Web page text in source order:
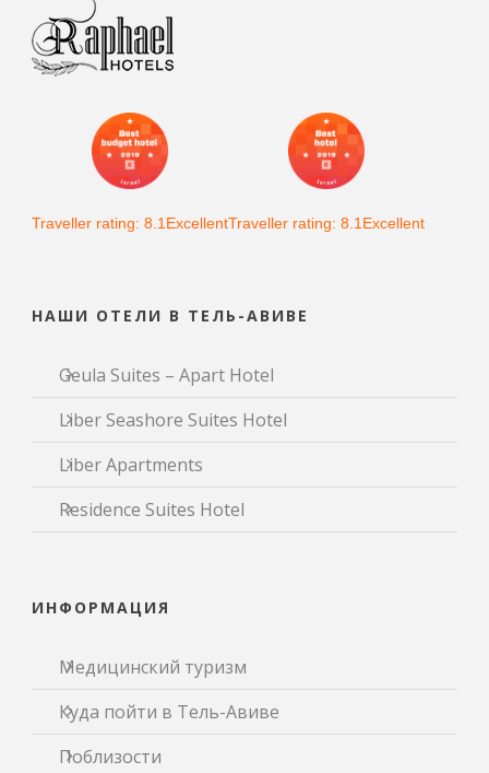
Traveller rating: 8.1ExcellentTraveller rating: 8.1Excellent
НАШИ ОТЕЛИ В ТЕЛЬ-АВИВЕ
Geula Suites – Apart Hotel
Liber Seashore Suites Hotel
Liber Apartments
Residence Suites Hotel
ИНФОРМАЦИЯ
Медицинский туризм
Куда пойти в Тель-Авиве
Поблизости